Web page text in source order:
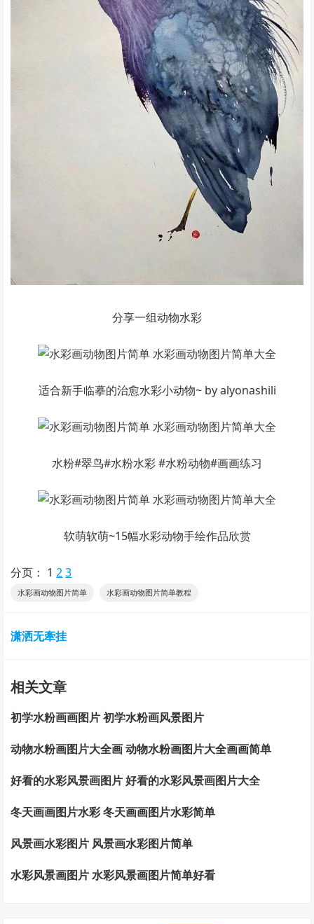
分享一组动物水彩
适合新手临摹的治愈水彩小动物~ by alyonashili
水粉#翠鸟#水粉水彩 #水粉动物#画画练习
软萌软萌~15幅水彩动物手绘作品欣赏
分页： 1 2 3
水彩画动物图片简单 水彩画动物图片简单教程
潇洒无牽挂
相关文章
初学水粉画画图片 初学水粉画风景图片
动物水粉画图片大全画 动物水粉画图片大全画画简单
好看的水彩风景画图片 好看的水彩风景画图片大全
冬天画画图片水彩 冬天画画图片水彩简单
风景画水彩图片 风景画水彩图片简单
水彩风景画图片 水彩风景画图片简单好看